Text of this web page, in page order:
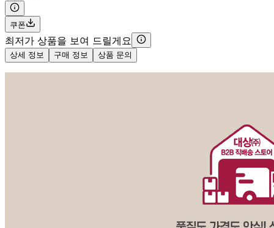
쿠폰
최저가 상품을 보여 드릴게요
상세 정보 구매 정보 상품 문의